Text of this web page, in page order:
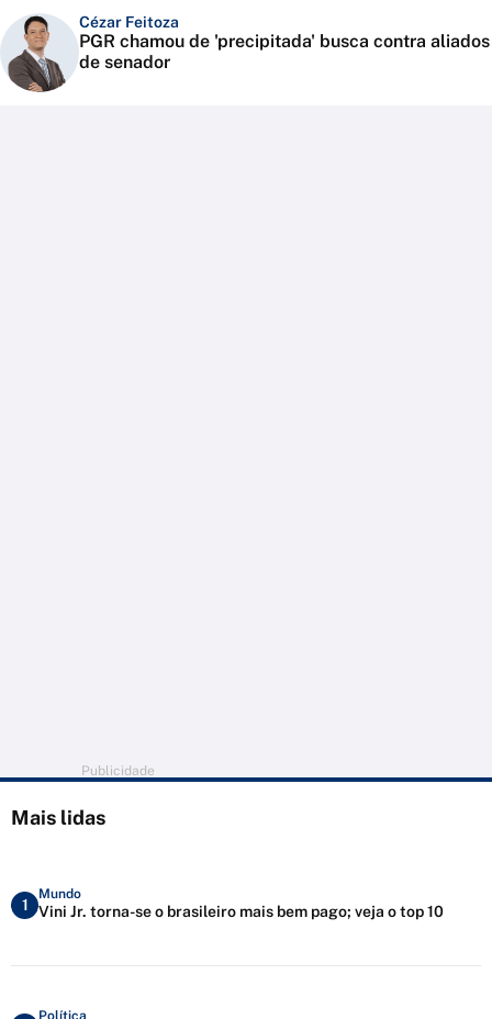
Cézar Feitoza
PGR chamou de 'precipitada' busca contra aliados
de senador
Publicidade
Mais lidas
1
Mundo
Vini Jr. torna-se o brasileiro mais bem pago; veja o top 10
Política